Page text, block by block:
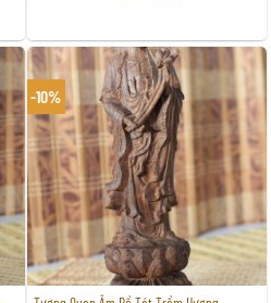
1.300.000 ₫.là:
1.200.000 ₫.
-10%